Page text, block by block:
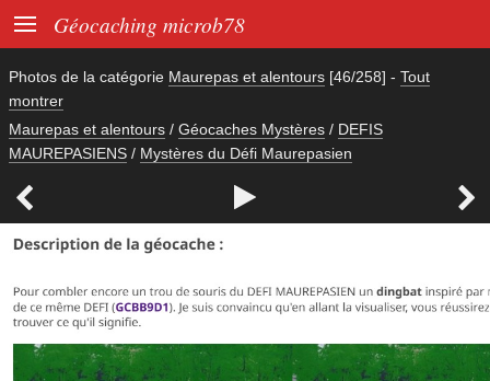
 Géocaching microb78
Photos de la catégorie Maurepas et alentours [46/258] - Tout
montrer
Maurepas et alentours / Géocaches Mystères / DEFIS
MAUREPASIENS / Mystères du Défi Maurepasien
  